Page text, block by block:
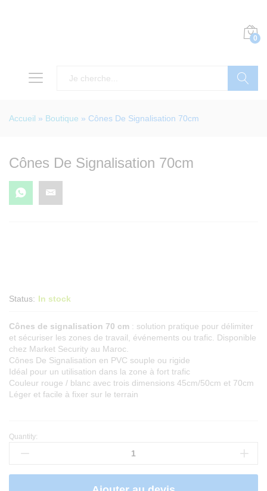
0
Accueil » Boutique » Cônes De Signalisation 70cm
Cônes De Signalisation 70cm
Status: In stock
Cônes de signalisation 70 cm : solution pratique pour délimiter
et sécuriser les zones de travail, événements ou trafic. Disponible
chez Market Security au Maroc.
Cônes De Signalisation en PVC souple ou rigide
Idéal pour un utilisation dans la zone à fort trafic
Couleur rouge / blanc avec trois dimensions 45cm/50cm et 70cm
Léger et facile à fixer sur le terrain
Cônes
70cm
Quantity: